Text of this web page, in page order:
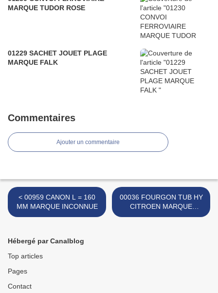
MARQUE TUDOR ROSE
01229 SACHET JOUET PLAGE
MARQUE FALK
Commentaires
Ajouter un commentaire
< 00959 CANON L = 160
MM MARQUE INCONNUE
00036 FOURGON TUB HY
CITROEN MARQUE
INCONNUE >
Hébergé par Canalblog
Top articles
Pages
Contact